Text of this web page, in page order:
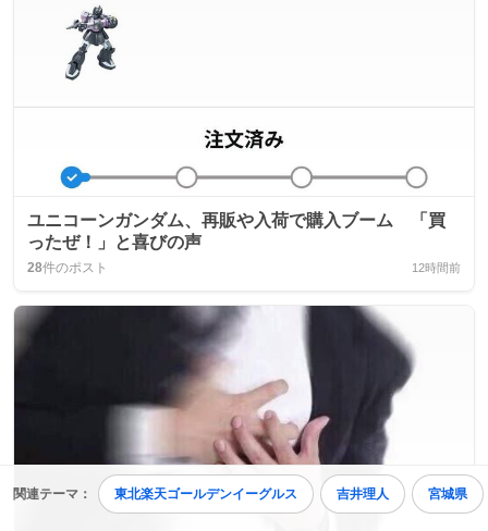
関連テーマ： 東北楽天ゴールデンイーグルス 吉井理人 宮城県
ユニコーンガンダム、再販や入荷で購入ブーム 「買
ったぜ！」と喜びの声
28件のポスト 12時間前